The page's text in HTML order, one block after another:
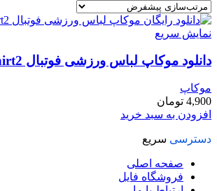
نمایش سریع
دانلود موکاپ لباس ورزشی فوتبال mockup.tshirt2
موکاپ
4,900 تومان
افزودن به سبد خرید
دسترسی سریع
صفحه اصلی
فروشگاه فایل